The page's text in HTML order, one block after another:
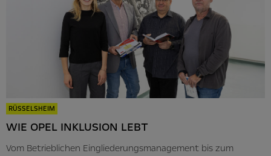
RÜSSELSHEIM
WIE OPEL INKLUSION LEBT
Vom Betrieblichen Eingliederungsmanagement bis zum